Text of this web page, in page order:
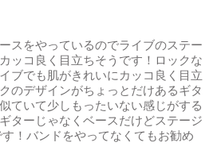
スをやっているのでライブのステー
ッコ良く目立ちそうです！ロックな
ブでも肌がきれいにカッコ良く目立
のデザインがちょっとだけあるギタ
ていて少しもったいない感じがする
ターじゃなくベースだけどステージ
！バンドをやってなくてもお勧め